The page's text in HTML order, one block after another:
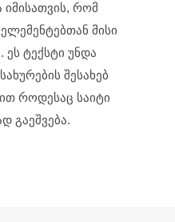
იმისათვის, რომ
მისი
ტექსტი უნდა
შესახებ
როდესაც საიტი
გაეშვება.